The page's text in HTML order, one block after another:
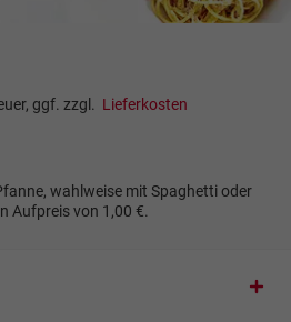
ggf. zzgl. Lieferkosten
wahlweise mit Spaghetti oder
Aufpreis von 1,00 €.